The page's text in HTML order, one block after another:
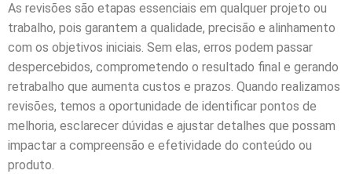
As revisões são etapas essenciais em qualquer projeto ou
trabalho, pois garantem a qualidade, precisão e alinhamento
com os objetivos iniciais. Sem elas, erros podem passar
despercebidos, comprometendo o resultado final e gerando
retrabalho que aumenta custos e prazos. Quando realizamos
revisões, temos a oportunidade de identificar pontos de
melhoria, esclarecer dúvidas e ajustar detalhes que possam
impactar a compreensão e efetividade do conteúdo ou
produto.